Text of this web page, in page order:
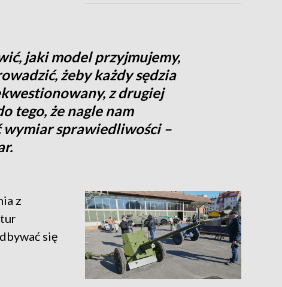
jaki model przyjmujemy,
żeby każdy sędzia
z drugiej
tego, że nagle nam
sprawiedliwości –
z
się